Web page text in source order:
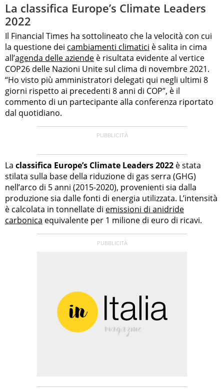
La classifica Europe’s Climate Leaders
2022
Il Financial Times ha sottolineato che la velocità con cui
la questione dei cambiamenti climatici è salita in cima
all’agenda delle aziende è risultata evidente al vertice
COP26 delle Nazioni Unite sul clima di novembre 2021.
“Ho visto più amministratori delegati qui negli ultimi 8
giorni rispetto ai precedenti 8 anni di COP”, è il
commento di un partecipante alla conferenza riportato
dal quotidiano.
La classifica Europe’s Climate Leaders 2022 è stata
stilata sulla base della riduzione di gas serra (GHG)
nell’arco di 5 anni (2015-2020), provenienti sia dalla
produzione sia dalle fonti di energia utilizzata. L’intensità
è calcolata in tonnellate di emissioni di anidride
carbonica equivalente per 1 milione di euro di ricavi.